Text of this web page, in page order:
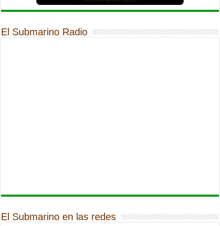
El Submarino Radio
El Submarino en las redes